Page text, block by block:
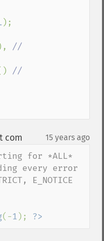
//
//
com 15 years ago
for *ALL*
every error
E_NOTICE
(-1 ); ?>